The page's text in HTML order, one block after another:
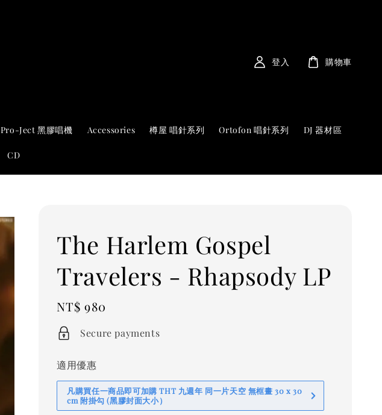
Pro-Ject 黑膠唱機 Accessories 樽屋 唱針系列 Ortofon 唱針系列 DJ 器材區
CD
登入 購物車
The Harlem Gospel
Travelers - Rhapsody LP
Regular
price
NT$ 980
Secure payments
適用優惠
凡購買任一商品即可加購 THT 九週年 同一片天空 無框畫 30 x 30
cm 附掛勾 (黑膠封面大小）